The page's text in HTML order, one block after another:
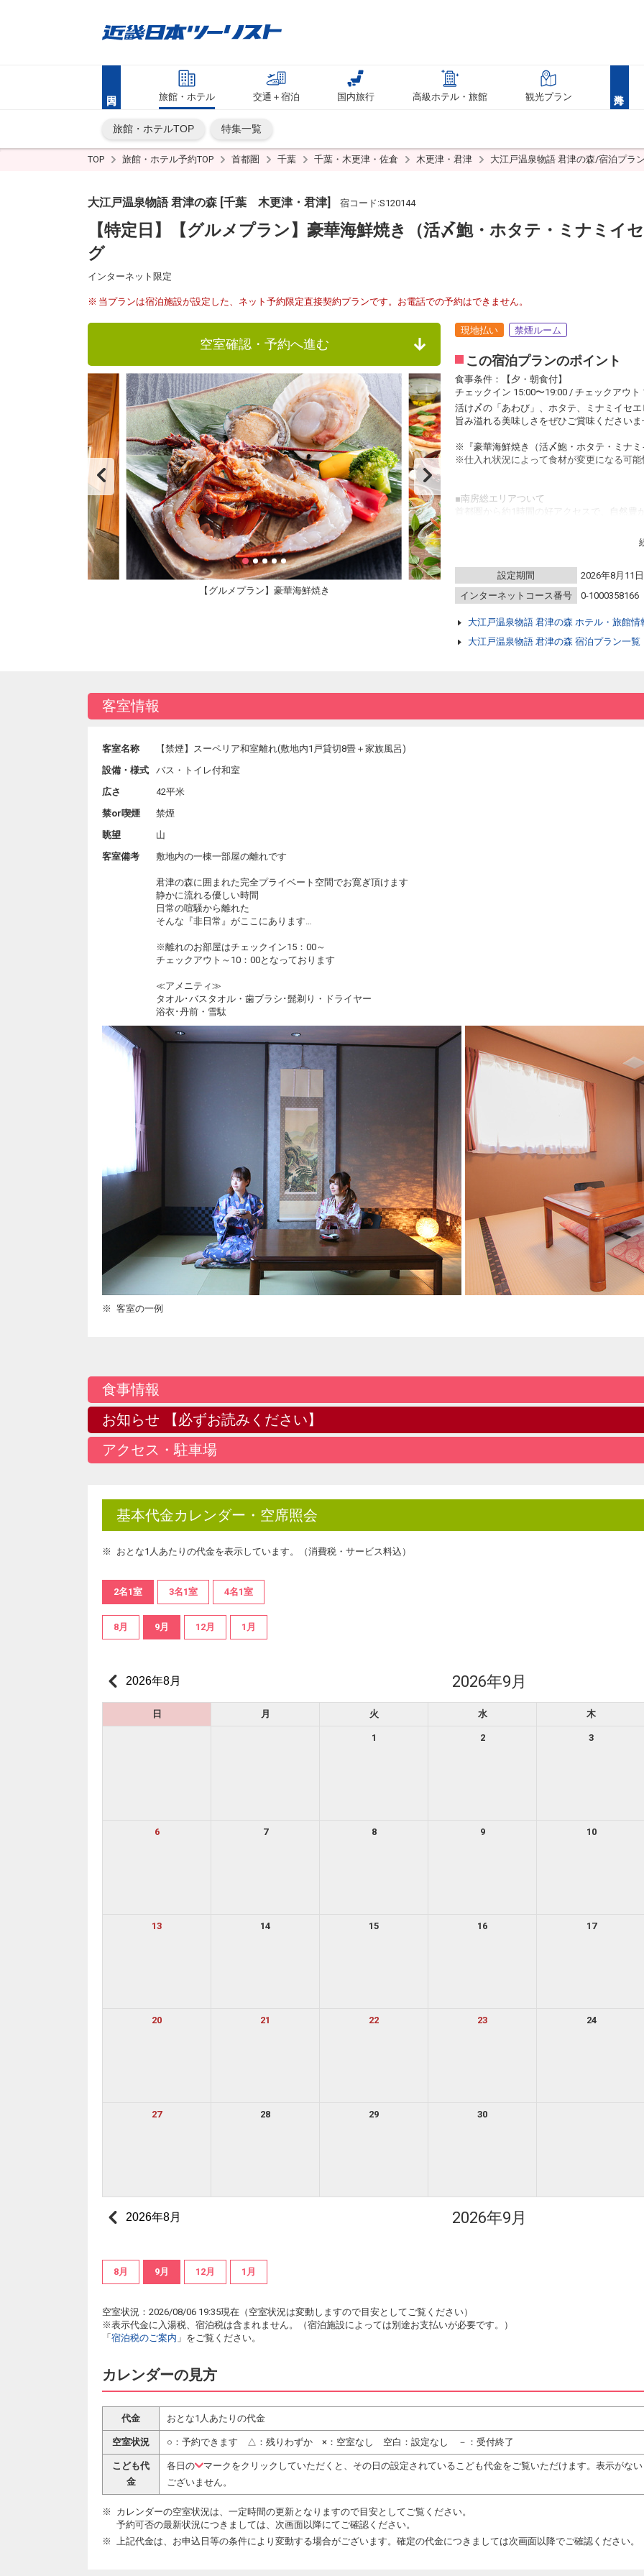
旅館・ホテル 交通＋宿泊 国内旅行 高級ホテル・旅館 観光プラン
旅館・ホテルTOP 特集一覧
TOP 旅館・ホテル予約TOP 首都圏 千葉 千葉・木更津・佐倉 木更津・君津 大江戸温泉物語 君津の森/宿泊プラ
大江戸温泉物語 君津の森 [千葉 木更津・君津] 宿コード:S120144
【特定日】【グルメプラン】豪華海鮮焼き（活〆鮑・ホタテ・ミナミイ
グ
インターネット限定
当プランは宿泊施設が設定した、ネット予約限定直接契約プランです。お電話での予約はできません。
空室確認・予約へ進む
【グルメプラン】豪華海鮮焼き
現地払い 禁煙ルーム
この宿泊プランのポイント
食事条件：【夕・朝食付】
チェックイン 15:00〜19:00 / チェックアウト
活け〆の「あわび」、ホタテ、ミナミイセ
旨み溢れる美味しさをぜひご賞味くださいま
※『豪華海鮮焼き（活〆鮑・ホタテ・ミナ
※仕入れ状況によって食材が変更になる可能
■南房総エリアついて
首都圏から約1時間の好アクセスで、自然
マザー牧場や東京ドイツ村など、広大な敷
ハートを描く清水渓流広場も人気のスポッ
■ホテルについて
寝湯スペースを確保した露天風呂で昼下が
風呂（天然温泉ではありません）はミネラル
※写真はイメージです。
設定期間
2026年8月11
インターネットコース番号
0-1000358166
大江戸温泉物語 君津の森 ホテル・旅館情
大江戸温泉物語 君津の森 宿泊プラン一覧
客室情報
客室名称
【禁煙】スーペリア和室離れ(敷地内1戸貸切8畳＋家族風呂)
設備・様式
バス・トイレ付和室
広さ
42平米
禁or喫煙
禁煙
眺望
山
客室備考
敷地内の一棟一部屋の離れです
君津の森に囲まれた完全プライベート空間でお寛ぎ頂けます
静かに流れる優しい時間
日常の喧騒から離れた
そんな『非日常』がここにあります…
※離れのお部屋はチェックイン15：00～
チェックアウト～10：00となっております
≪アメニティ≫
タオル･バスタオル・歯ブラシ･髭剃り・ドライヤー
浴衣･丹前・雪駄
客室の一例
食事情報
お知らせ 【必ずお読みください】
アクセス・駐車場
基本代金カレンダー・空席照会
おとな1人あたりの代金を表示しています。（消費税・サービス料込）
2名1室 3名1室 4名1室
8月 9月 12月 1月
2026年8月 2026年9月
日 月 火 水 木
1 2 3
6 7 8 9 10
13 14 15 16 17
20 21 22 23 24
27 28 29 30
2026年8月 2026年9月
8月 9月 12月 1月
空室状況：2026/08/06 19:35現在（空室状況は変動しますので目安としてご覧ください）
※表示代金に入湯税、宿泊税は含まれません。（宿泊施設によっては別途お支払いが必要です。）
「 宿泊税のご案内 」をご覧ください。
カレンダーの見方
代金 おとな1人あたりの代金
空室状況 ○：予約できます △：残りわずか ×：空室なし 空白：設定なし －：受付終了
こども代
金
各日の
マークをクリックしていただくと、その日の設定されているこども代金をご覧いただけます。表示がな
ございません。
カレンダーの空室状況は、一定時間の更新となりますので目安としてご覧ください。
予約可否の最新状況につきましては、次画面以降にてご確認ください。
上記代金は、お申込日等の条件により変動する場合がございます。確定の代金につきましては次画面以降でご確認ください。